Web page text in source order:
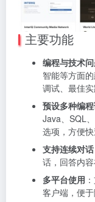
主要功能
编程与技术
智能等方面
调试、最佳实
预设多种编
Java、SQL
选项，方便快
支持连续对话
话，回答内
多平台使用
客户端，便于